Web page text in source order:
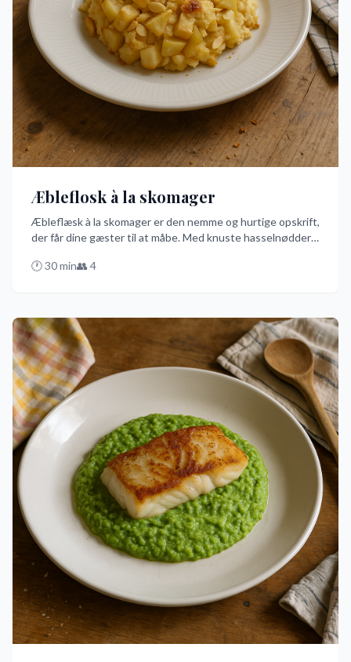
Æbleflosk à la skomager
Æbleflæsk à la skomager er den nemme og hurtige opskrift,
der får dine gæster til at måbe. Med knuste hasselnødder
dessert, der smager, som om en skomager har tryllet den
🕐30min👥 4